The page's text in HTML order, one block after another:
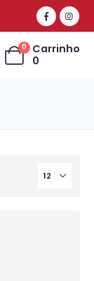
0
Carrinho
0